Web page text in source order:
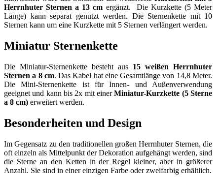
Herrnhuter Sternen a 13 cm ergänzt. Die Kurzkette (5 Meter
Länge) kann separat genutzt werden. Die Sternenkette mit 10
Sternen kann um eine Kurzkette mit 5 Sternen verlängert werden.
Miniatur Sternenkette
Die Miniatur-Sternenkette besteht aus 15 weißen Herrnhuter
Sternen a 8 cm. Das Kabel hat eine Gesamtlänge von 14,8 Meter.
Die Mini-Sternenkette ist für Innen- und Außenverwendung
geeignet und kann bis 2x mit einerMiniatur-Kurzkette (5 Sterne
a 8 cm) erweitert werden.
Besonderheiten und Design
Im Gegensatz zu den traditionellen großen Herrnhuter Sternen, die
oft einzeln als Mittelpunkt der Dekoration aufgehängt werden, sind
die Sterne an den Ketten in der Regel kleiner, aber in größerer
Anzahl. Sie sind in einer einzigen Farbe oder zweifarbig erhältlich.